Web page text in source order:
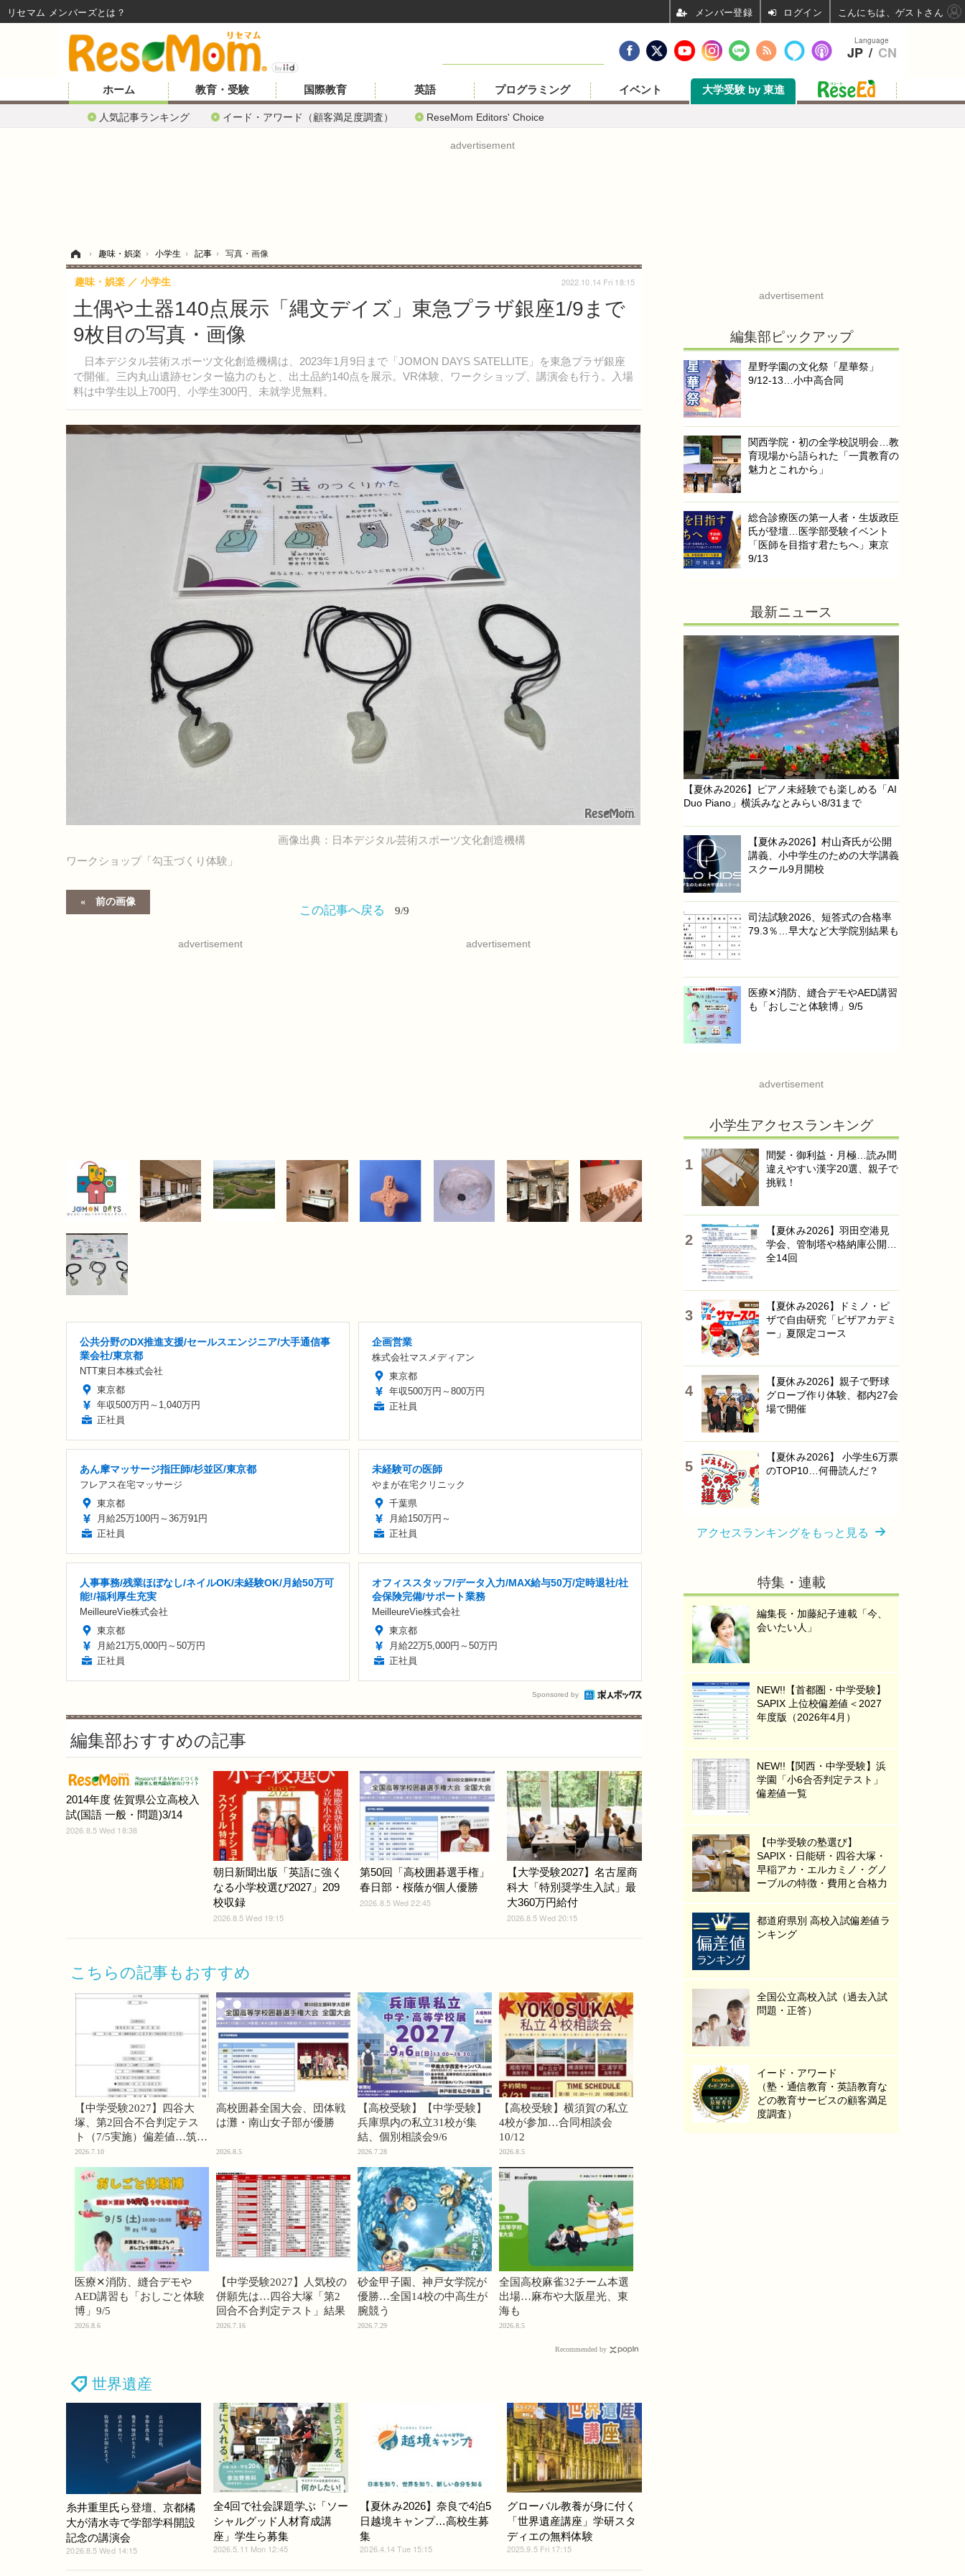
ホーム
人気記事ランキング イード・アワード（顧客満足度調査） ReseMom Editors' Choice
教育・受験 国際教育 英語 プログラミング イベント 大学受験 by 東進
advertisement
› 趣味・娯楽 › 小学生 › 記事 › 写真・画像
土偶や土器140点展示「縄文デイズ」東急プラザ銀座1/9まで
9枚目の写真・画像
日本デジタル芸術スポーツ文化創造機構は、2023年1月9日まで「JOMON DAYS SATELLITE」を東急プラザ銀座
で開催。三内丸山遺跡センター協力のもと、出土品約140点を展示。VR体験、ワークショップ、講演会も行う。入場
料は中学生以上700円、小学生300円、未就学児無料。
趣味・娯楽 小学生 2022.10.14 Fri 18:15
画像出典：日本デジタル芸術スポーツ文化創造機構
ワークショップ「勾玉づくり体験」
前の画像
この記事へ戻る 9/9
advertisement advertisement
公共分野のDX推進支援/セールスエンジニア/大手通信事
業会社/東京都
NTT東日本株式会社
東京都
年収500万円～1,040万円
正社員
企画営業
株式会社マスメディアン
東京都
年収500万円～800万円
正社員
あん摩マッサージ指圧師/杉並区/東京都
フレアス在宅マッサージ
東京都
月給25万100円～36万91円
正社員
未経験可の医師
やまが在宅クリニック
千葉県
月給150万円～
正社員
人事事務/残業ほぼなし/ネイルOK/未経験OK/月給50万可
能!/福利厚生充実
MeilleureVie株式会社
東京都
月給21万5,000円～50万円
正社員
オフィススタッフ/データ入力/MAX給与50万/定時退社/社
会保険完備/サポート業務
MeilleureVie株式会社
東京都
月給22万5,000円～50万円
正社員
Sponsored by
編集部おすすめの記事
2014年度 佐賀県公立高校入
試(国語 一般・問題)3/14
2026.8.5 Wed 18:38
朝日新聞出版「英語に強く
なる小学校選び2027」209
校収録
2026.8.5 Wed 19:15
第50回「高校囲碁選手権」
春日部・桜蔭が個人優勝
2026.8.5 Wed 22:45
【大学受験2027】名古屋商
科大「特別奨学生入試」最
大360万円給付
2026.8.5 Wed 20:15
こちらの記事もおすすめ
【中学受験2027】四谷大
塚、第2回合不合判定テス
ト（7/5実施）偏差値…筑駒
74・桜蔭70＜PR＞
2026.7.10
高校囲碁全国大会、団体戦
は灘・南山女子部が優勝
2026.8.5
【高校受験】【中学受験】
兵庫県内の私立31校が集
結、個別相談会9/6
2026.7.28
【高校受験】横須賀の私立
4校が参加…合同相談会
10/12
2026.8.5
医療✕消防、縫合デモや
AED講習も「おしごと体験
博」9/5
2026.8.6
【中学受験2027】人気校の
併願先は…四谷大塚「第2
回合不合判定テスト」結果
2026.7.16
砂金甲子園、神戸女学院が
優勝…全国14校の中高生が
腕競う
2026.7.29
全国高校麻雀32チーム本選
出場…麻布や大阪星光、東
海も
2026.8.5
Recommended by
世界遺産
糸井重里氏ら登壇、京都橘
大が清水寺で学部学科開設
記念の講演会
2026.8.5 Wed 14:15
全4回で社会課題学ぶ「ソー
シャルグッド人材育成講
座」学生ら募集
2026.5.11 Mon 12:45
【夏休み2026】奈良で4泊5
日越境キャンプ…高校生募
集
2026.4.14 Tue 15:15
グローバル教養が身に付く
「世界遺産講座」学研スタ
ディエの無料体験
2025.9.5 Fri 17:15
advertisement
編集部ピックアップ
星野学園の文化祭「星華祭」
9/12-13…小中高合同
関西学院・初の全学校説明会…教
育現場から語られた「一貫教育の
魅力とこれから」
総合診療医の第一人者・生坂政臣
氏が登壇…医学部受験イベント
「医師を目指す君たちへ」東京
9/13
最新ニュース
【夏休み2026】ピアノ未経験でも楽しめる「AI
Duo Piano」横浜みなとみらい8/31まで
【夏休み2026】村山斉氏が公開
講義、小中学生のための大学講義
スクール9月開校
司法試験2026、短答式の合格率
79.3％…早大など大学院別結果も
医療✕消防、縫合デモやAED講習
も「おしごと体験博」9/5
advertisement
小学生アクセスランキング
間髪・御利益・月極…読み間
違えやすい漢字20選、親子で
挑戦！
【夏休み2026】羽田空港見
学会、管制塔や格納庫公開…
全14回
【夏休み2026】ドミノ・ピ
ザで自由研究「ピザアカデミ
ー」夏限定コース
【夏休み2026】親子で野球
グローブ作り体験、都内27会
場で開催
【夏休み2026】 小学生6万票
のTOP10…何冊読んだ？
アクセスランキングをもっと見る
特集・連載
編集長・加藤紀子連載「今、
会いたい人」
NEW!!【首都圏・中学受験】
SAPIX 上位校偏差値＜2027
年度版（2026年4月）
NEW!!【関西・中学受験】浜
学園「小6合否判定テスト」
偏差値一覧
【中学受験の塾選び】
SAPIX・日能研・四谷大塚・
早稲アカ・エルカミノ・グノ
ーブルの特徴・費用と合格力
都道府県別 高校入試偏差値ラ
ンキング
全国公立高校入試（過去入試
問題・正答）
イード・アワード
（塾・通信教育・英語教育な
どの教育サービスの顧客満足
度調査）
Language
JP / CN
リセマム メンバーズ ログイン こんにちは、ゲストさん